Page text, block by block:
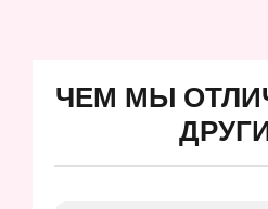
ЧЕМ МЫ